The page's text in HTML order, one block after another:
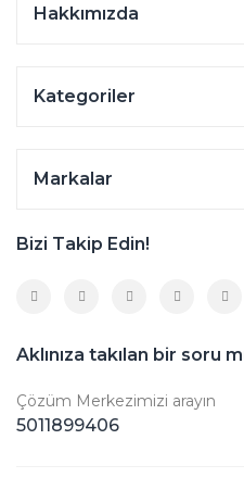
Hakkımızda
Kategoriler
Markalar
Bizi Takip Edin!
Aklınıza takılan bir soru
Çözüm Merkezimizi arayın
5011899406